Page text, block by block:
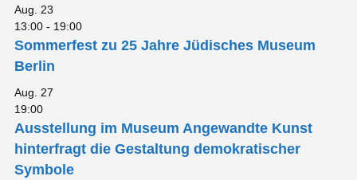
Aug. 23
13:00 - 19:00
Sommerfest zu 25 Jahre Jüdisches Museum
Berlin
Aug. 27
19:00
Ausstellung im Museum Angewandte Kunst
hinterfragt die Gestaltung demokratischer
Symbole